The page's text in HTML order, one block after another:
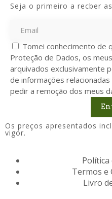
Seja o primeiro a recber
Tomei conhecimento de
Proteção de Dados, os
arquivados exclusivamente
de informações
pedir a remoção dos meus
Os preços apresentados
vigor.
Política
Termos e
Livro